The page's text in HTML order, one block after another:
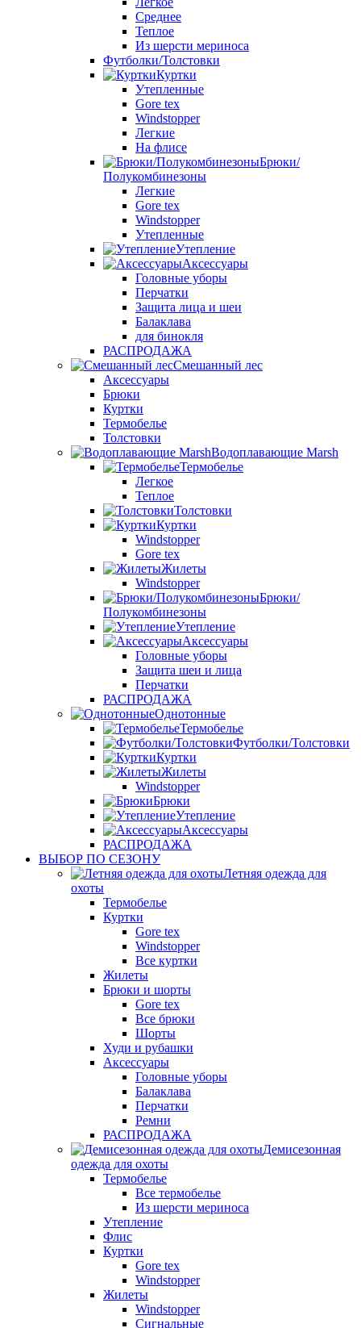
Среднее
Теплое
Из шерсти мериноса
Футболки/Толстовки
Куртки
Утепленные
Gore tex
Windstopper
Легкие
На флисе
Брюки/
Полукомбинезоны
Легкие
Gore tex
Windstopper
Утепленные
Утепление
Аксессуары
Головные уборы
Перчатки
Защита лица и шеи
Балаклава
для бинокля
РАСПРОДАЖА
Смешанный лес
Аксессуары
Брюки
Куртки
Термобелье
Толстовки
Водоплавающие Marsh
Термобелье
Легкое
Теплое
Толстовки
Куртки
Windstopper
Gore tex
Жилеты
Windstopper
Брюки/
Полукомбинезоны
Утепление
Аксессуары
Головные уборы
Защита шеи и лица
Перчатки
РАСПРОДАЖА
Однотонные
Термобелье
Футболки/Толстовки
Куртки
Жилеты
Windstopper
Брюки
Утепление
Аксессуары
РАСПРОДАЖА
ВЫБОР ПО СЕЗОНУ
Летняя одежда для
охоты
Термобелье
Куртки
Gore tex
Windstopper
Все куртки
Жилеты
Брюки и шорты
Gore tex
Все брюки
Шорты
Худи и рубашки
Аксессуары
Головные уборы
Балаклава
Перчатки
Ремни
РАСПРОДАЖА
Демисезонная
одежда для охоты
Термобелье
Все термобелье
Из шерсти мериноса
Утепление
Флис
Куртки
Gore tex
Windstopper
Жилеты
Windstopper
Сигнальные